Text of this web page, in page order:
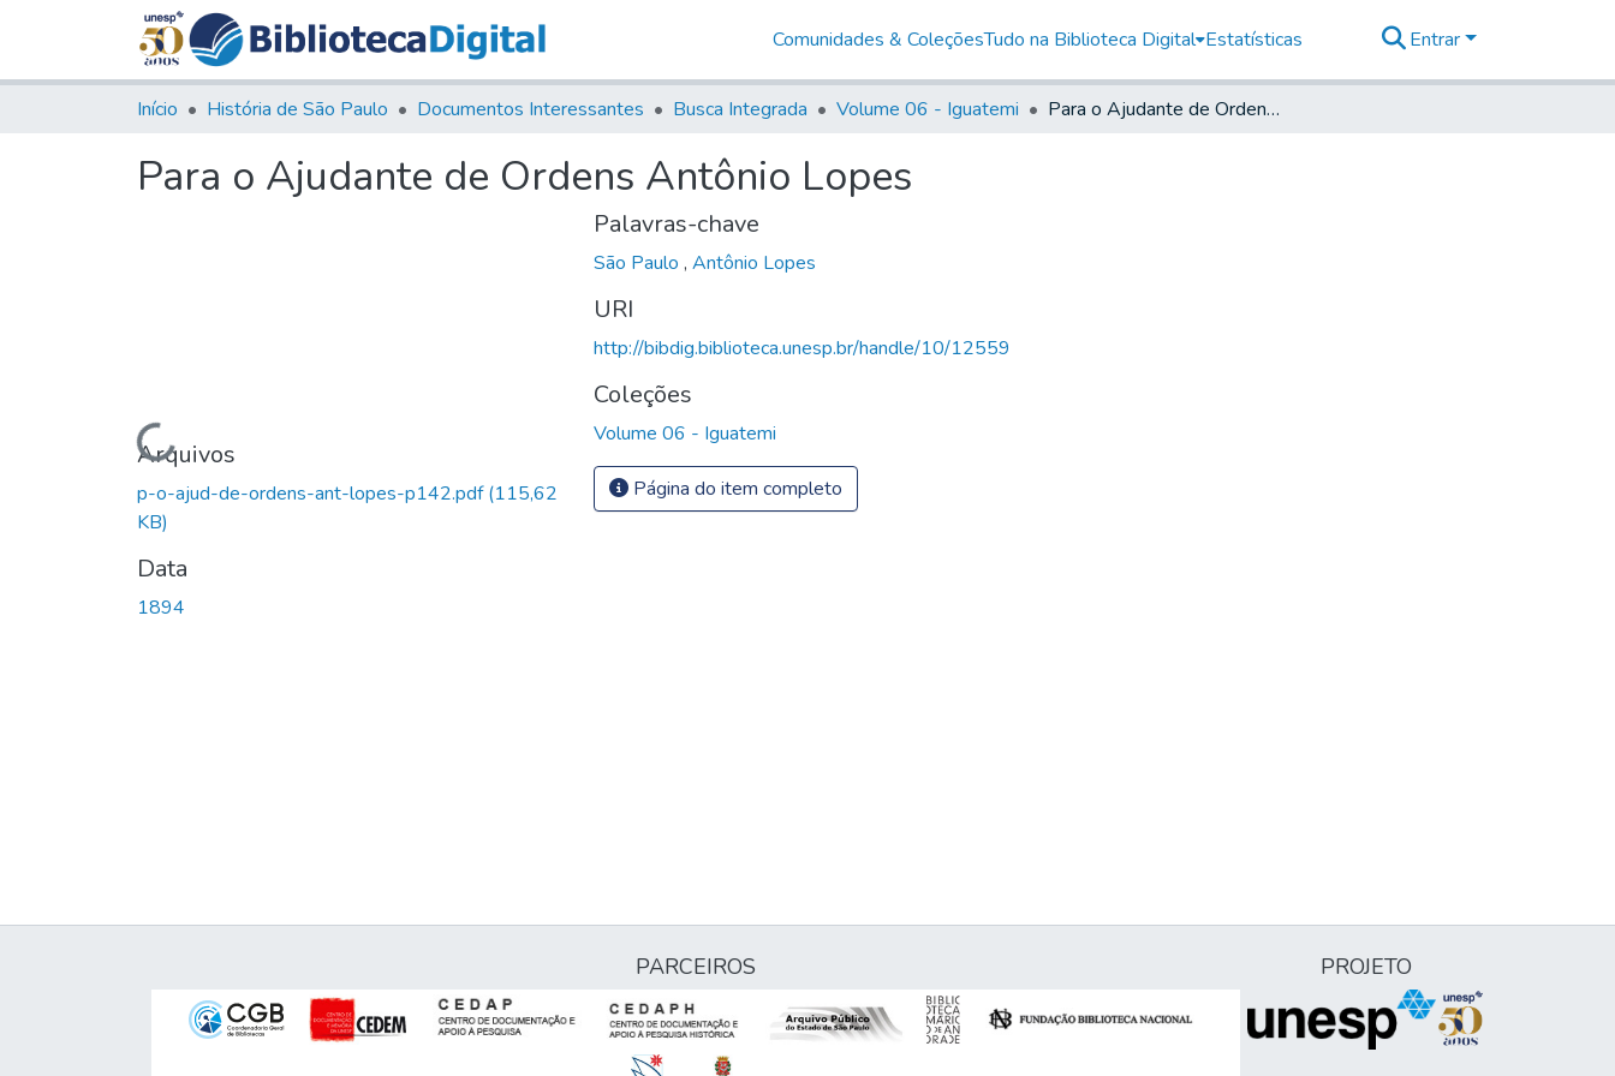
Comunidades & ColeçõesTudo na Biblioteca Digital Estatísticas Entrar
Início História de São Paulo Documentos Interessantes Busca Integrada Volume 06 - Iguatemi Para o Ajudante de Ordens Antônio Lopes
Para o Ajudante de Ordens Antônio Lopes
Carregando...
Arquivos
p-o-ajud-de-ordens-ant-lopes-p142.pdf(115,62
KB)
Data
1894
Palavras-chave
São Paulo , Antônio Lopes
URI
http://bibdig.biblioteca.unesp.br/handle/10/12559
Coleções
Volume 06 - Iguatemi
Página do item completo
PARCEIROS PROJETO